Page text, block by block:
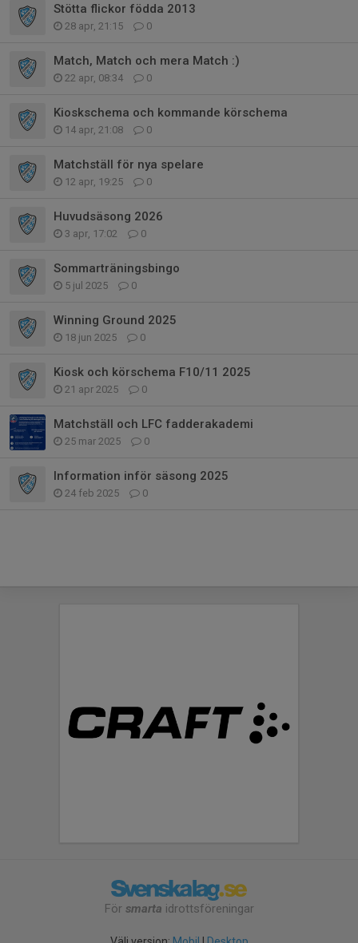
Stötta flickor födda 2013
28 apr, 21:15 0
Match, Match och mera Match :)
22 apr, 08:34 0
Kioskschema och kommande körschema
14 apr, 21:08 0
Matchställ för nya spelare
12 apr, 19:25 0
Huvudsäsong 2026
3 apr, 17:02 0
Sommarträningsbingo
5 jul 2025 0
Winning Ground 2025
18 jun 2025 0
Kiosk och körschema F10/11 2025
21 apr 2025 0
Matchställ och LFC fadderakademi
25 mar 2025 0
Information inför säsong 2025
24 feb 2025 0
För smarta idrottsföreningar